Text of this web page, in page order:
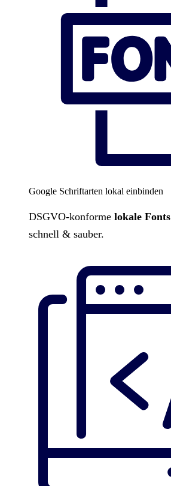
Google Schriftarten lokal einbinden
DSGVO-konforme lokale Fonts
schnell & sauber.